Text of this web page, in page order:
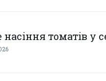
насіння томатів у